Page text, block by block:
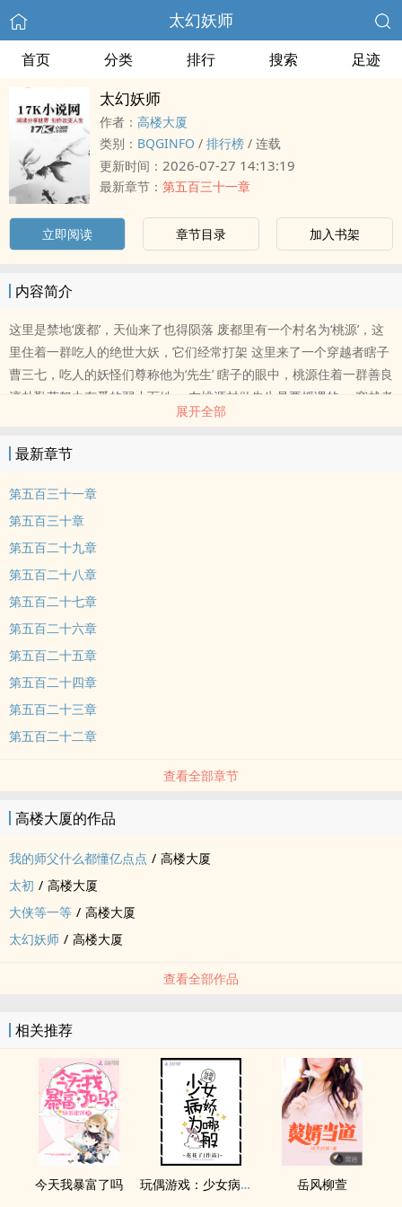
太幻妖师
首页 分类 排行 搜索 足迹
太幻妖师
作者： 高楼大厦
类别： BQGINFO / 排行榜 / 连载
更新时间： 2026-07-27 14:13:19
最新章节： 第五百三十一章
立即阅读 章节目录 加入书架
内容简介
这里是禁地‘废都’，天仙来了也得陨落 废都里有一个村名为‘桃源’，这
里住着一群吃人的绝世大妖，它们经常打架 这里来了一个穿越者瞎子
曹三七，吃人的妖怪们尊称他为‘先生’ 瞎子的眼中，桃源住着一群善良
淳朴勤劳努力有爱的弱小百姓。 在桃源村做先生是要授课的。 穿越者
曹三七决定将最先进的生产力带给落后的古代文明，于是告诉它们什
境界很久的大妖们，通过核裂变，核聚变等现代知识，突然顿悟再破
境界…… ***** 绝代书妖：为天地立心，为生命立命，为往圣继绝
玄妙，若是能参透，老夫怕是可以立地成圣了！ 曹三七：假大空的空
话，成个锤子圣。 绝代书妖：此乃读书人拳拳之心。 曹三七：朱门酒
肉臭就是这群读书人干出来的。 绝代书妖：先生教我 曹三七：听我给
你讲…… 当夜…… 桃源浩然妖气直冲天际三万里，一代书妖顿悟大
道。
您QQ群和微博里的朋友推荐哦！
展开全部
最新章节
第五百三十一章
第五百三十章
第五百二十九章
第五百二十八章
第五百二十七章
第五百二十六章
第五百二十五章
第五百二十四章
第五百二十三章
第五百二十二章
查看全部章节
高楼大厦的作品
我的师父什么都懂亿点点 / 高楼大厦
太初 / 高楼大厦
大侠等一等 / 高楼大厦
太幻妖师 / 高楼大厦
查看全部作品
相关推荐
今天我暴富了吗 玩偶游戏：少女病娇为哪般 岳风柳萱